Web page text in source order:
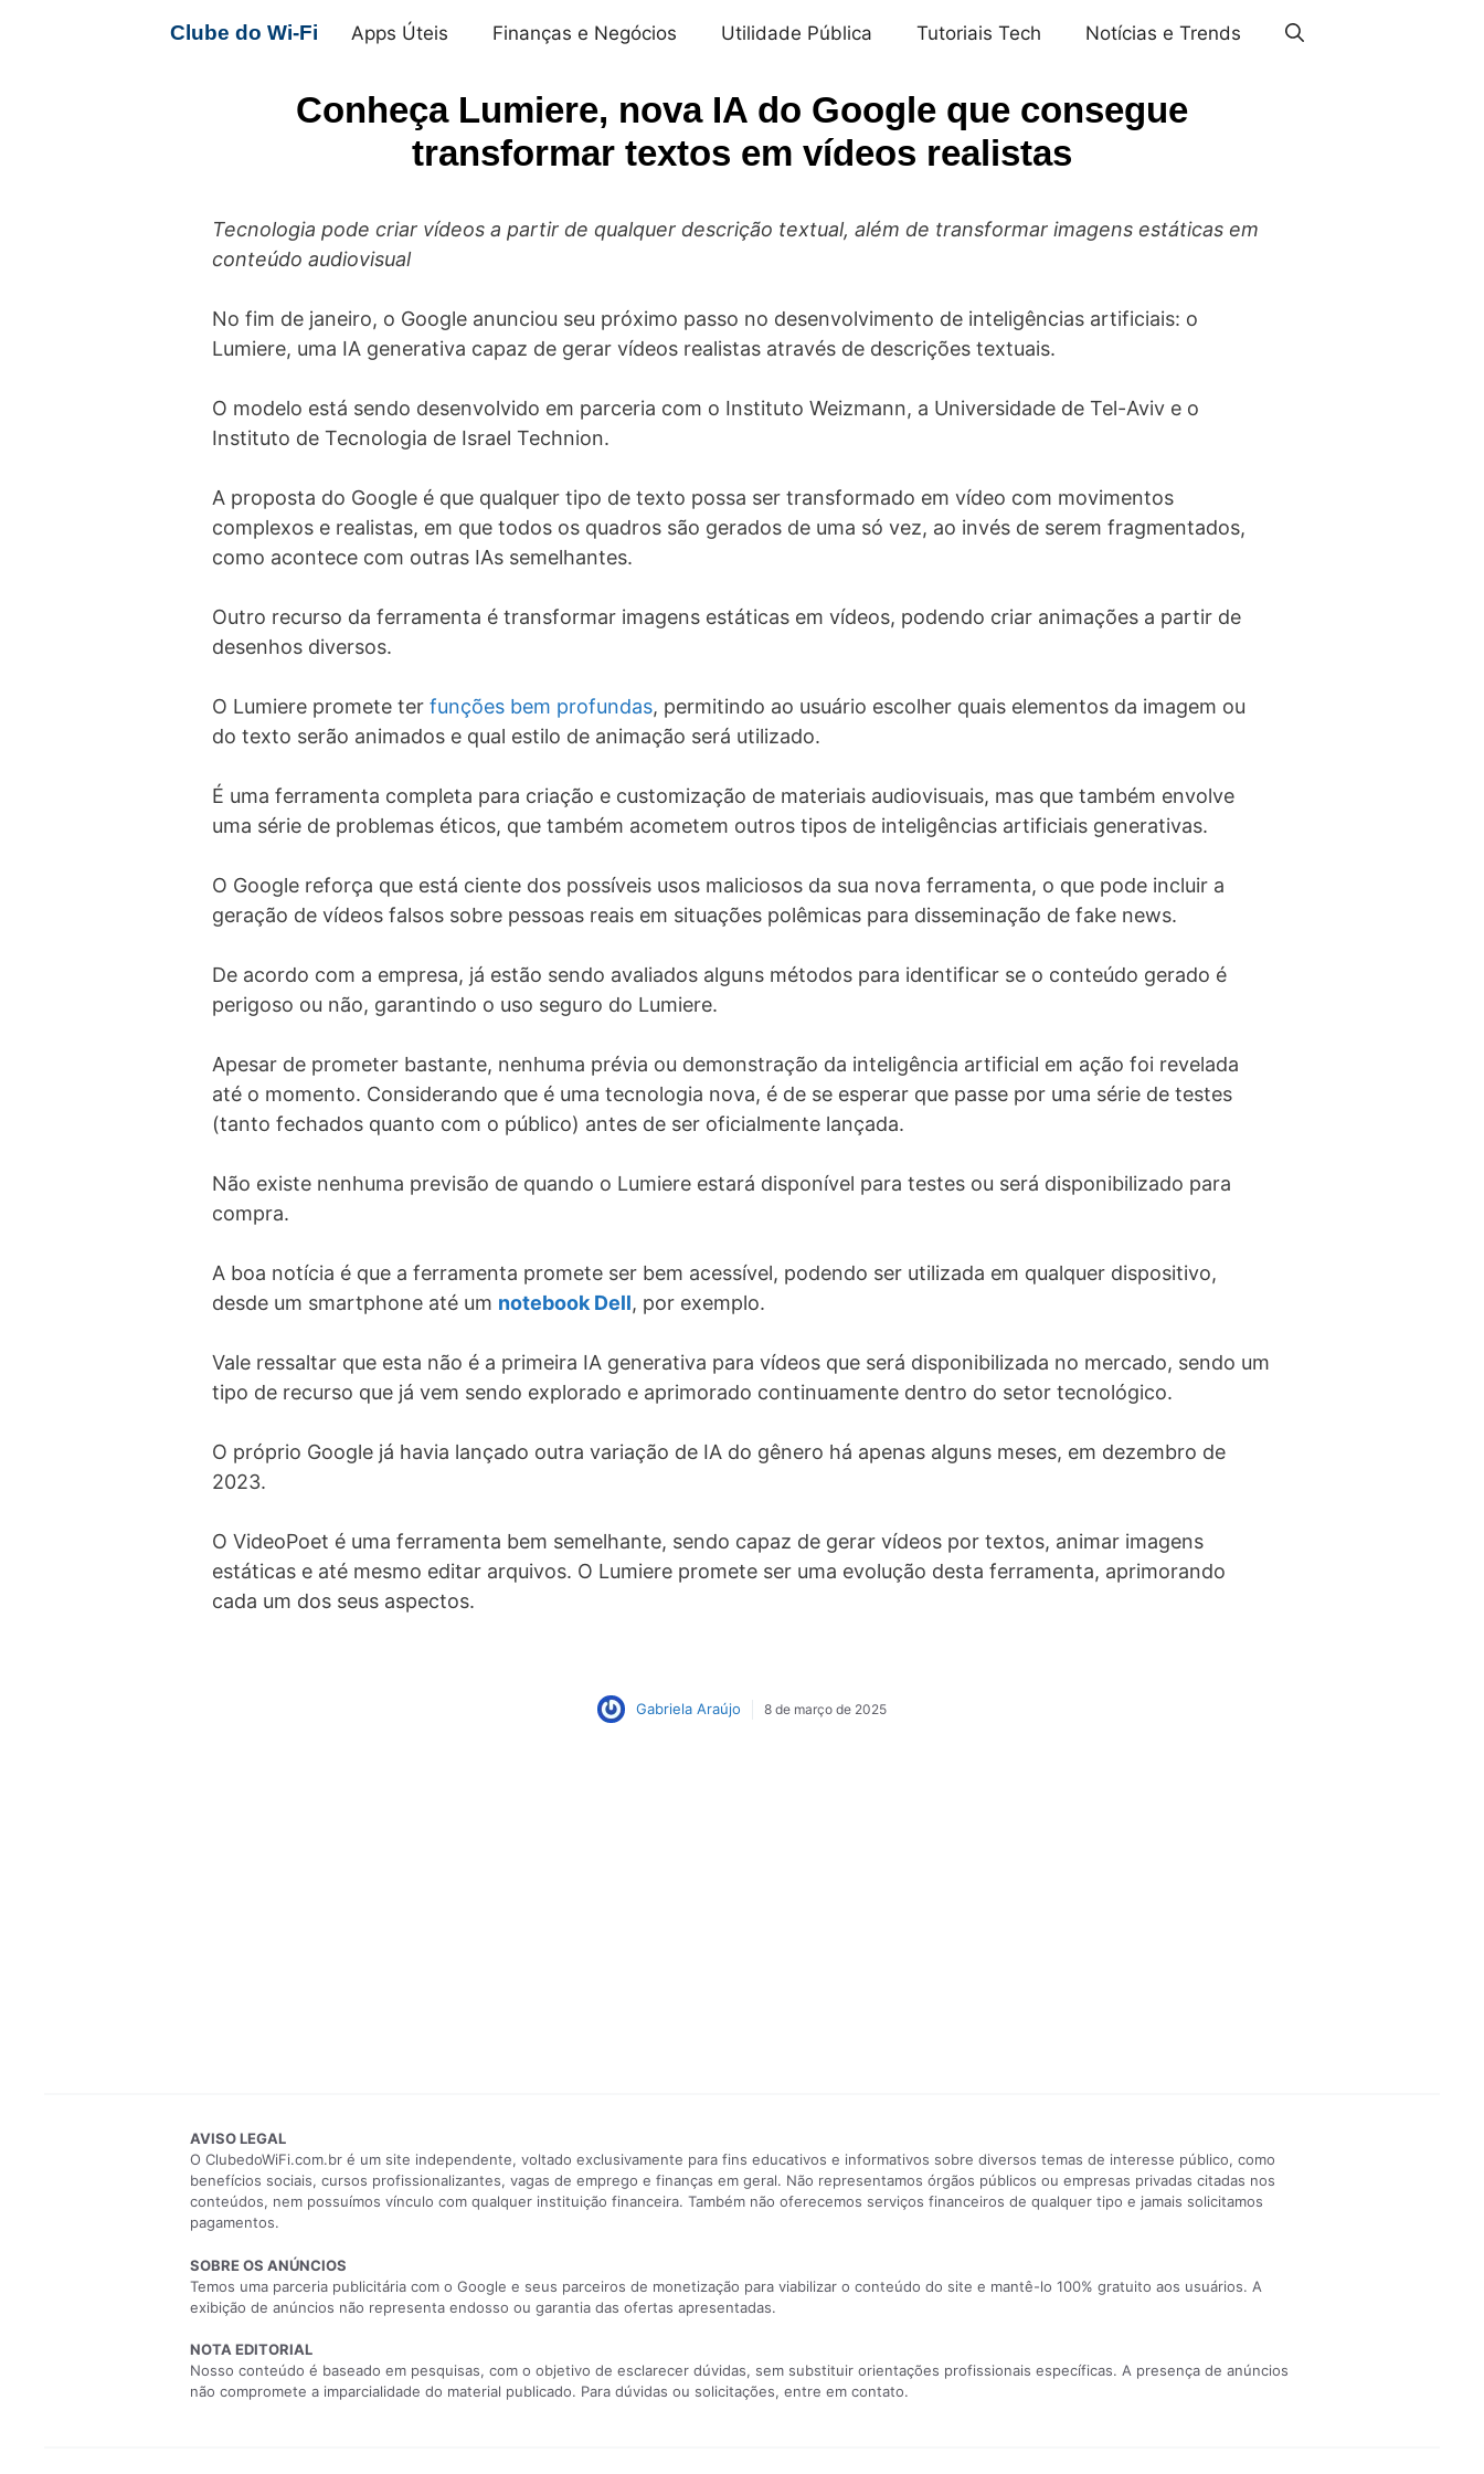
Clube do Wi-Fi Apps Úteis Finanças e Negócios Utilidade Pública Tutoriais Tech Notícias e Trends
Conheça Lumiere, nova IA do Google que consegue
transformar textos em vídeos realistas
Tecnologia pode criar vídeos a partir de qualquer descrição textual, além de transformar imagens estáticas em
conteúdo audiovisual
No fim de janeiro, o Google anunciou seu próximo passo no desenvolvimento de inteligências artificiais: o
Lumiere, uma IA generativa capaz de gerar vídeos realistas através de descrições textuais.
O modelo está sendo desenvolvido em parceria com o Instituto Weizmann, a Universidade de Tel-Aviv e o
Instituto de Tecnologia de Israel Technion.
A proposta do Google é que qualquer tipo de texto possa ser transformado em vídeo com movimentos
complexos e realistas, em que todos os quadros são gerados de uma só vez, ao invés de serem fragmentados,
como acontece com outras IAs semelhantes.
Outro recurso da ferramenta é transformar imagens estáticas em vídeos, podendo criar animações a partir de
desenhos diversos.
O Lumiere promete ter funções bem profundas, permitindo ao usuário escolher quais elementos da imagem ou
do texto serão animados e qual estilo de animação será utilizado.
É uma ferramenta completa para criação e customização de materiais audiovisuais, mas que também envolve
uma série de problemas éticos, que também acometem outros tipos de inteligências artificiais generativas.
O Google reforça que está ciente dos possíveis usos maliciosos da sua nova ferramenta, o que pode incluir a
geração de vídeos falsos sobre pessoas reais em situações polêmicas para disseminação de fake news.
De acordo com a empresa, já estão sendo avaliados alguns métodos para identificar se o conteúdo gerado é
perigoso ou não, garantindo o uso seguro do Lumiere.
Apesar de prometer bastante, nenhuma prévia ou demonstração da inteligência artificial em ação foi revelada
até o momento. Considerando que é uma tecnologia nova, é de se esperar que passe por uma série de testes
(tanto fechados quanto com o público) antes de ser oficialmente lançada.
Não existe nenhuma previsão de quando o Lumiere estará disponível para testes ou será disponibilizado para
compra.
A boa notícia é que a ferramenta promete ser bem acessível, podendo ser utilizada em qualquer dispositivo,
desde um smartphone até um notebook Dell, por exemplo.
Vale ressaltar que esta não é a primeira IA generativa para vídeos que será disponibilizada no mercado, sendo um
tipo de recurso que já vem sendo explorado e aprimorado continuamente dentro do setor tecnológico.
O próprio Google já havia lançado outra variação de IA do gênero há apenas alguns meses, em dezembro de
2023.
O VideoPoet é uma ferramenta bem semelhante, sendo capaz de gerar vídeos por textos, animar imagens
estáticas e até mesmo editar arquivos. O Lumiere promete ser uma evolução desta ferramenta, aprimorando
cada um dos seus aspectos.
Gabriela Araújo 8 de março de 2025
AVISO LEGAL
O ClubedoWiFi.com.br é um site independente, voltado exclusivamente para fins educativos e informativos sobre diversos temas de interesse público, como
benefícios sociais, cursos profissionalizantes, vagas de emprego e finanças em geral. Não representamos órgãos públicos ou empresas privadas citadas nos
conteúdos, nem possuímos vínculo com qualquer instituição financeira. Também não oferecemos serviços financeiros de qualquer tipo e jamais solicitamos
pagamentos.
SOBRE OS ANÚNCIOS
Temos uma parceria publicitária com o Google e seus parceiros de monetização para viabilizar o conteúdo do site e mantê-lo 100% gratuito aos usuários. A
exibição de anúncios não representa endosso ou garantia das ofertas apresentadas.
NOTA EDITORIAL
Nosso conteúdo é baseado em pesquisas, com o objetivo de esclarecer dúvidas, sem substituir orientações profissionais específicas. A presença de anúncios
não compromete a imparcialidade do material publicado. Para dúvidas ou solicitações, entre em contato.